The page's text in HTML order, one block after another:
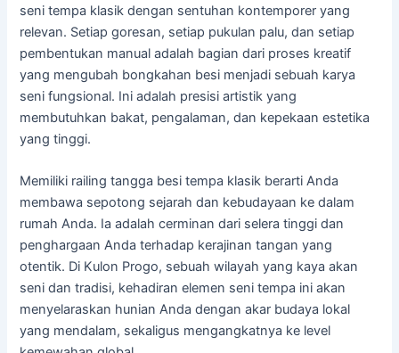
seni tempa klasik dengan sentuhan kontemporer yang
relevan. Setiap goresan, setiap pukulan palu, dan setiap
pembentukan manual adalah bagian dari proses kreatif
yang mengubah bongkahan besi menjadi sebuah karya
seni fungsional. Ini adalah presisi artistik yang
membutuhkan bakat, pengalaman, dan kepekaan estetika
yang tinggi.
Memiliki railing tangga besi tempa klasik berarti Anda
membawa sepotong sejarah dan kebudayaan ke dalam
rumah Anda. Ia adalah cerminan dari selera tinggi dan
penghargaan Anda terhadap kerajinan tangan yang
otentik. Di Kulon Progo, sebuah wilayah yang kaya akan
seni dan tradisi, kehadiran elemen seni tempa ini akan
menyelaraskan hunian Anda dengan akar budaya lokal
yang mendalam, sekaligus mengangkatnya ke level